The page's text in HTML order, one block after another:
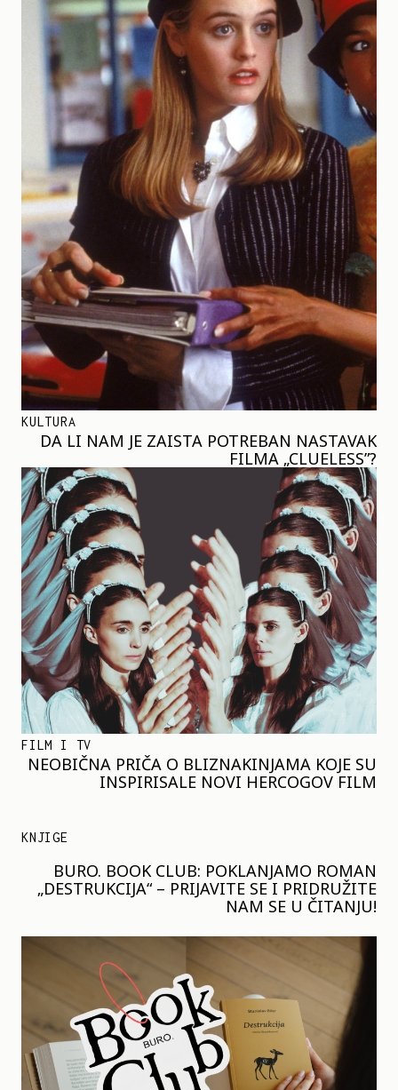
KULTURA
DA LI NAM JE ZAISTA POTREBAN NASTAVAK
FILMA „CLUELESS”?
FILM I TV
NEOBIČNA PRIČA O BLIZNAKINJAMA KOJE SU
INSPIRISALE NOVI HERCOGOV FILM
KNJIGE
BURO. BOOK CLUB: POKLANJAMO ROMAN
„DESTRUKCIJA“ – PRIJAVITE SE I PRIDRUŽITE
NAM SE U ČITANJU!